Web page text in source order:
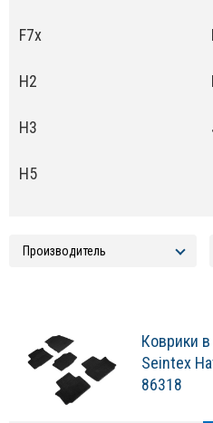
F7x
H2
H3
H5
Коврики
Seintex
86318